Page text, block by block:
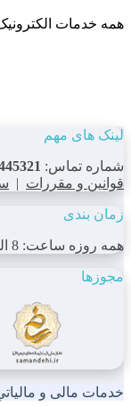
همه خدمات
لینک های مهم
شماره تماس:
قوانین و مقررات |
زمان بندی
همه روزه ساعت: 8 الی 14
مجوزها
خدمات مالی و